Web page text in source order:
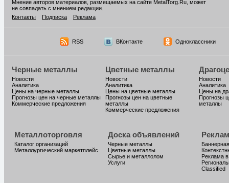
Мнение авторов материалов, размещаемых на сайте MetalTorg.Ru, может
не совпадать с мнением редакции.
Контакты
Подписка Реклама
RSS ВКонтакте Одноклассники
Черные металлы
Новости
Аналитика
Цены на черные металлы
Прогнозы цен на черные металлы
Коммерческие предложения
Цветные металлы
Новости
Аналитика
Цены на цветные металлы
Прогнозы цен на цветные
металлы
Коммерческие предложения
Новости
Аналитика
Цены на
Прогнозы
металлы
Металлоторговля
Каталог организаций
Металлургический маркетплейс
Доска объявлений
Черные металлы
Цветные металлы
Сырье и металлолом
Услуги
Реклама
Classified